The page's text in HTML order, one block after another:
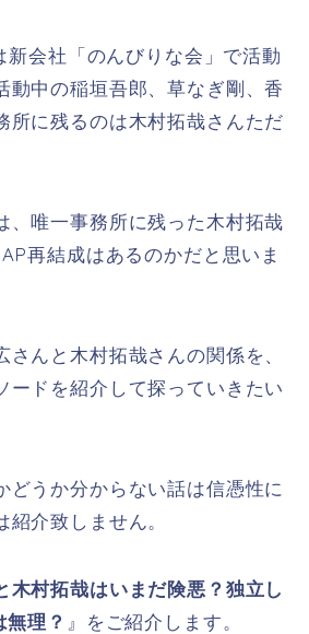
会社「のんびりな会」で活動
動中の稲垣吾郎、草なぎ剛、香
所に残るのは木村拓哉さんただ
、唯一事務所に残った木村拓哉
再結成はあるのかだと思いま
んと木村拓哉さんの関係を、
ードを紹介して探っていきたい
どうか分からない話は信憑性に
介致しません。
木村拓哉はいまだ険悪？独立し
理？ 』をご紹介します。